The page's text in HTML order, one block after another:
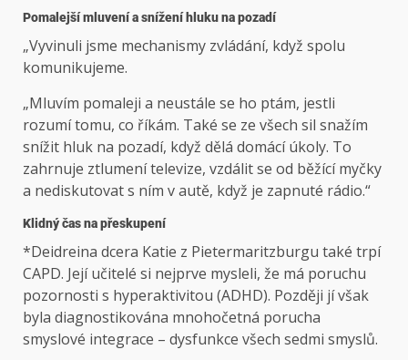
Pomalejší mluvení a snížení hluku na pozadí
„Vyvinuli jsme mechanismy zvládání, když spolu
komunikujeme.
„Mluvím pomaleji a neustále se ho ptám, jestli
rozumí tomu, co říkám. Také se ze všech sil snažím
snížit hluk na pozadí, když dělá domácí úkoly. To
zahrnuje ztlumení televize, vzdálit se od běžící myčky
a nediskutovat s ním v autě, když je zapnuté rádio.“
Klidný čas na přeskupení
*Deidreina dcera Katie z Pietermaritzburgu také trpí
CAPD. Její učitelé si nejprve mysleli, že má poruchu
pozornosti s hyperaktivitou (ADHD). Později jí však
byla diagnostikována mnohočetná porucha
smyslové integrace – dysfunkce všech sedmi smyslů.